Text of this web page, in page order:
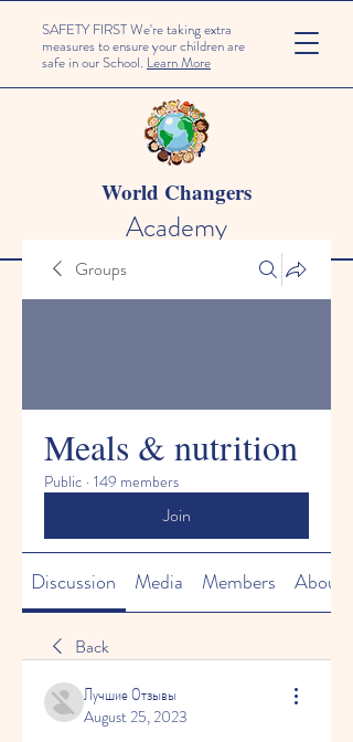
SAFETY FIRST We're taking extra
measures to ensure your children are
safe in our School. Learn More
World Changers
Academy
Groups
Meals & nutrition
Public · 149 members
Join
Discussion Media Members About
Back
Лучшие Отзывы
August 25, 2023